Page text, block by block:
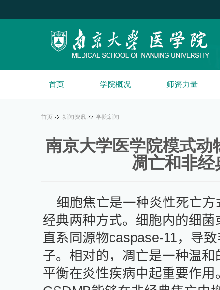
首页 学院概况 师资力量
首页 新闻资讯 学院新闻
南京大学医学院模式动
凋亡和非
细胞焦亡是一种炎性死亡
经典两种方式。细胞内的细菌
直系同源物caspase-11，导
子。相对的，凋亡是一种温
平衡在炎性疾病中起重要作用